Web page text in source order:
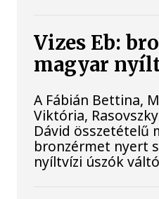
Vizes Eb:
magyar
A Fábián Bettina,
Viktória,
Dávid összetételű
bronzérmet nyert
nyíltvízi úszók